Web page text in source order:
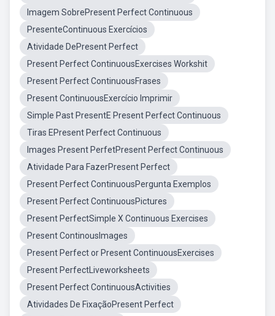
Imagem SobrePresent Perfect Continuous
PresenteContinuous Exercícios
Atividade DePresent Perfect
Present Perfect ContinuousExercises Workshit
Present Perfect ContinuousFrases
Present ContinuousExercício Imprimir
Simple Past PresentE Present Perfect Continuous
Tiras EPresent Perfect Continuous
Images Present PerfetPresent Perfect Continuous
Atividade Para FazerPresent Perfect
Present Perfect ContinuousPergunta Exemplos
Present Perfect ContinuousPictures
Present PerfectSimple X Continuous Exercises
Present ContinousImages
Present Perfect or Present ContinuousExercises
Present PerfectLiveworksheets
Present Perfect ContinuousActivities
Atividades De FixaçãoPresent Perfect